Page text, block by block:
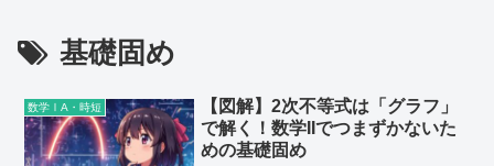
基礎固め
数学ⅠA・時短
【図解】2次不等式は「グラフ」
で解く！数学IIでつまずかないた
めの基礎固め